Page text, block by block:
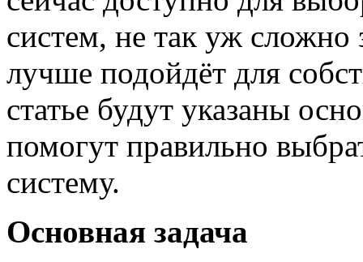
систем, не так уж сложно
лучше подойдёт для
статье будут указаны
помогут правильно
систему.
Основная задача